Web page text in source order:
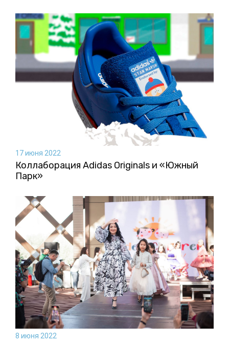
17 июня 2022
Коллаборация Аdidas Originals и «Южный
Парк»
8 июня 2022